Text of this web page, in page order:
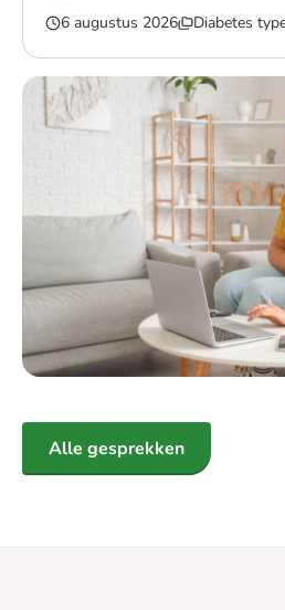
6 augustus 2026 Diabetes
Alle gesprekken